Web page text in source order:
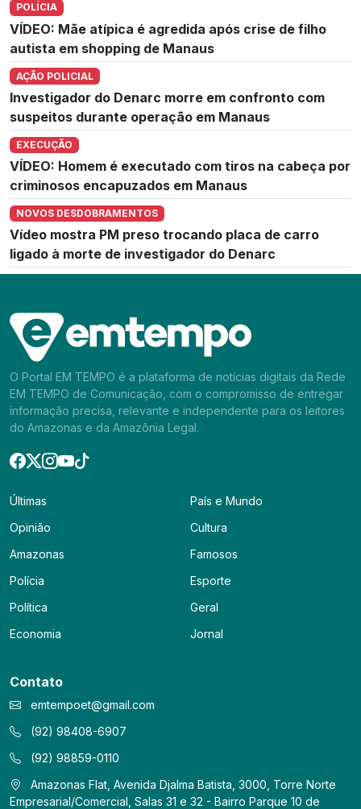
POLÍCIA
VÍDEO: Mãe atípica é agredida após crise de filho
autista em shopping de Manaus
AÇÃO POLICIAL
Investigador do Denarc morre em confronto com
suspeitos durante operação em Manaus
EXECUÇÃO
VÍDEO: Homem é executado com tiros na cabeça por
criminosos encapuzados em Manaus
NOVOS DESDOBRAMENTOS
Vídeo mostra PM preso trocando placa de carro
ligado à morte de investigador do Denarc
O Portal EM TEMPO é a plataforma de notícias digitais da Rede
EM TEMPO de Comunicação, com o compromisso de entregar
informação precisa, relevante e independente para os leitores
do Amazonas e da Amazônia Legal.
Últimas
Opinião
Amazonas
Polícia
Política
Economia
País e Mundo
Cultura
Famosos
Esporte
Geral
Jornal
Contato
emtempoet@gmail.com
(92) 98408-6907
(92) 98859-0110
Amazonas Flat, Avenida Djalma Batista, 3000, Torre Norte
Empresarial/Comercial, Salas 31 e 32 - Bairro Parque 10 de